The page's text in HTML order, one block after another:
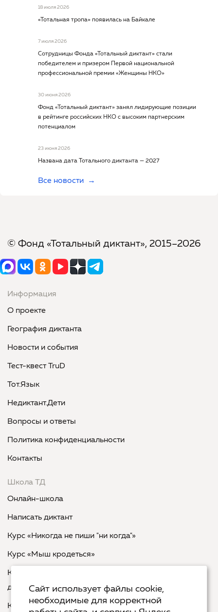
18 июля 2026
«Тотальная тропа» появилась на Байкале
7 июля 2026
Сотрудницы Фонда «Тотальный диктант» стали
победителем и призером Первой национальной
профессиональной премии «Женщины НКО»
30 июня 2026
Фонд «Тотальный диктант» занял лидирующие позиции
в рейтинге российских НКО с высоким партнерским
потенциалом
23 июня 2026
Названа дата Тотального диктанта — 2027
Все новости
© Фонд «Тотальный диктант», 2015–2026
Информация
О проекте
География диктанта
Новости и события
Тест-квест TruD
Тот.Язык
Недиктант.Дети
Вопросы и ответы
Политика конфиденциальности
Контакты
Школа ТД
Онлайн-школа
Написать диктант
Курс «Никогда не пиши "ни когда"»
Курс «Мыш кродеться»
Курс «Русская пунктуация: болевые точки... и
двоеточия»
Курс «Я пишу - мне отвечают»
Сайт использует файлы cookie,
необходимые для корректной